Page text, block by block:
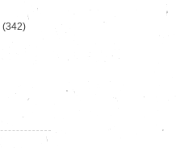
(342)